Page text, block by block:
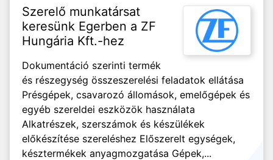
Szerelő munkatársat
keresünk Egerben a ZF
Hungária Kft.-hez
Dokumentáció szerinti termék
és részegység összeszerelési feladatok ellátása
Présgépek, csavarozó állomások, emelőgépek és
egyéb szereldei eszközök használata
Alkatrészek, szerszámok és készülékek
előkészítése szereléshez Előszerelt egységek,
késztermékek anyagmozgatása Gépek,...